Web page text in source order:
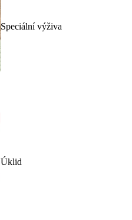
Speciální výživa
Úklid